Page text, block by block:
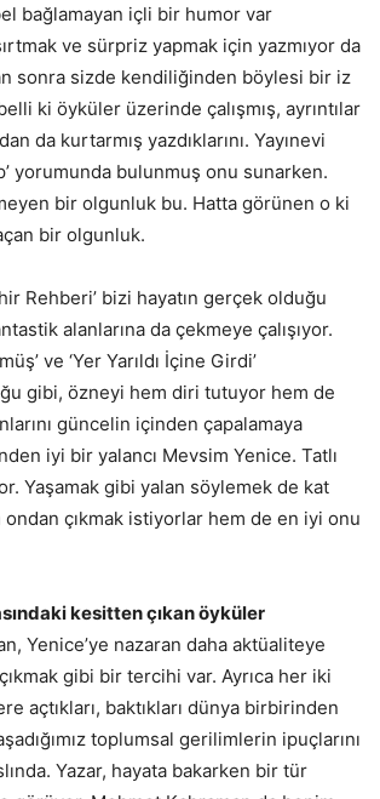
bağlamayan içli bir humor var
ve sürpriz yapmak için yazmıyor da
sonra sizde kendiliğinden böylesi bir iz
ki öyküler üzerinde çalışmış, ayrıntılar
da kurtarmış yazdıklarını. Yayınevi
yorumunda bulunmuş onu sunarken.
bir olgunluk bu. Hatta görünen o ki
bir olgunluk.
Rehberi’ bizi hayatın gerçek olduğu
alanlarına da çekmeye çalışıyor.
ve ‘Yer Yarıldı İçine Girdi’
gibi, özneyi hem diri tutuyor hem de
güncelin içinden çapalamaya
iyi bir yalancı Mevsim Yenice. Tatlı
Yaşamak gibi yalan söylemek de kat
ondan çıkmak istiyorlar hem de en iyi onu
kesitten çıkan öyküler
Yenice’ye nazaran daha aktüaliteye
gibi bir tercihi var. Ayrıca her iki
açtıkları, baktıkları dünya birbirinden
toplumsal gerilimlerin ipuçlarını
Yazar, hayata bakarken bir tür